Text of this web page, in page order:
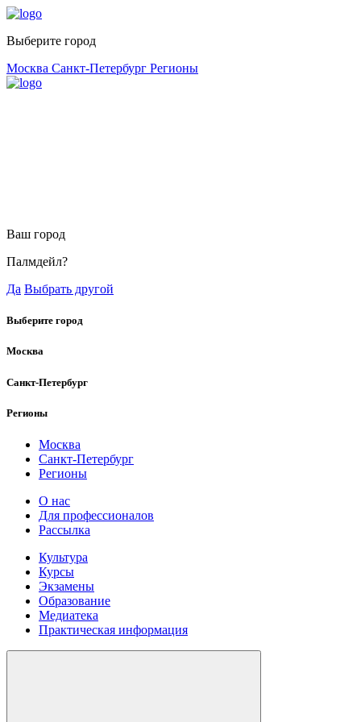
Выберите город
Москва Санкт-Петербург Регионы
Ваш город
Палмдейл?
Да Выбрать другой
Выберите город
Москва
Санкт-Петербург
Регионы
Москва
Санкт-Петербург
Регионы
О нас
Для профессионалов
Рассылка
Культура
Курсы
Экзамены
Образование
Медиатека
Практическая информация